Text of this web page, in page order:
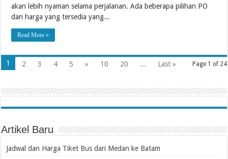
akan lebih nyaman selama perjalanan. Ada beberapa pilihan PO
dan harga yang tersedia yang...
Read More »
Page 1 of 24
1 2 3 4 5 » 10 20 ... Last »
Artikel Baru
Jadwal dan Harga Tiket Bus dari Medan ke Batam